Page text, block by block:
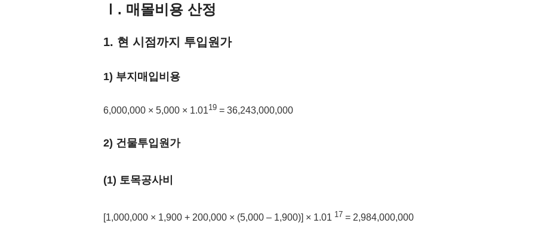
Ⅰ. 매몰비용 산정
1. 현 시점까지 투입원가
1) 부지매입비용
6,000,000 × 5,000 × 1.0119 = 36,243,000,000
2) 건물투입원가
(1) 토목공사비
[1,000,000 × 1,900 + 200,000 × (5,000 – 1,900)] × 1.01 17 = 2,984,000,000